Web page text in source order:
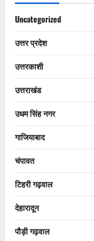
Uncategorized
उत्तर प्रदेश
उत्तरकाशी
उत्तराखंड
उधम सिंह नगर
गाजियाबाद
चंपावत
टिहरी गढ़वाल
देहारादून
पौड़ी गढ़वाल